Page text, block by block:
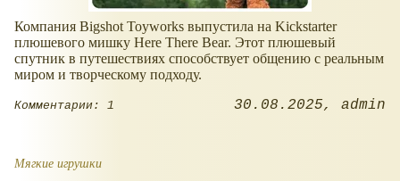
Компания Bigshot Toyworks выпустила на Kickstarter
плюшевого мишку Here There Bear. Этот плюшевый
спутник в путешествиях способствует общению с реальным
миром и творческому подходу.
Комментарии: 1 30.08.2025 admin
Мягкие игрушки